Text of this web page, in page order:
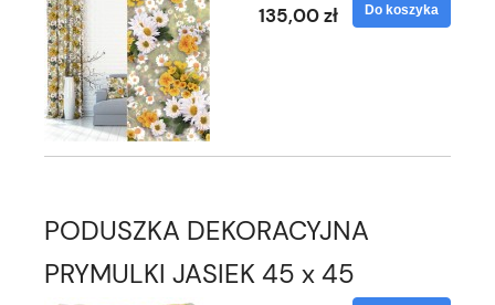
135,00 zł Do koszyka
PODUSZKA DEKORACYJNA
PRYMULKI JASIEK 45 x 45